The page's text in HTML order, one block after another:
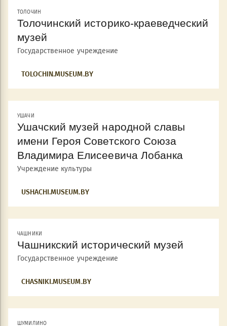
ТОЛОЧИН
Толочинский историко-краеведческий
музей
Государственное учреждение
TOLOCHIN.MUSEUM.BY
УШАЧИ
Ушачский музей народной славы
имени Героя Советского Союза
Владимира Елисеевича Лобанка
Учреждение культуры
USHACHI.MUSEUM.BY
ЧАШНИКИ
Чашникский исторический музей
Государственное учреждение
CHASNIKI.MUSEUM.BY
ШУМИЛИНО